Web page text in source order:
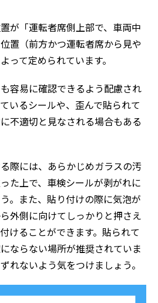
が「運転者席側上部で、車両中
置（前方かつ運転者席から見や
って定められています。
容易に確認できるよう配慮され
いるシールや、歪んで貼られて
不適切と見なされる場合もある
際には、あらかじめガラスの汚
た上で、車検シールが剥がれに
。また、貼り付けの際に気泡が
外側に向けてしっかりと押さえ
けることができます。貼られて
ならない場所が推奨されていま
れないよう気をつけましょう。